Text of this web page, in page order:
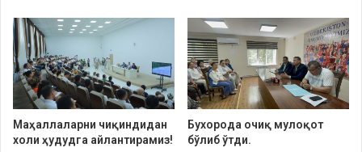
Маҳаллаларни чиқиндидан
холи ҳудудга айлантирамиз!
Бухорода очиқ мулоқот
бўлиб ўтди.